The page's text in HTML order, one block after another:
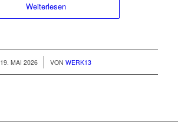
Weiterlesen
19. MAI 2026
/ VONWERK13